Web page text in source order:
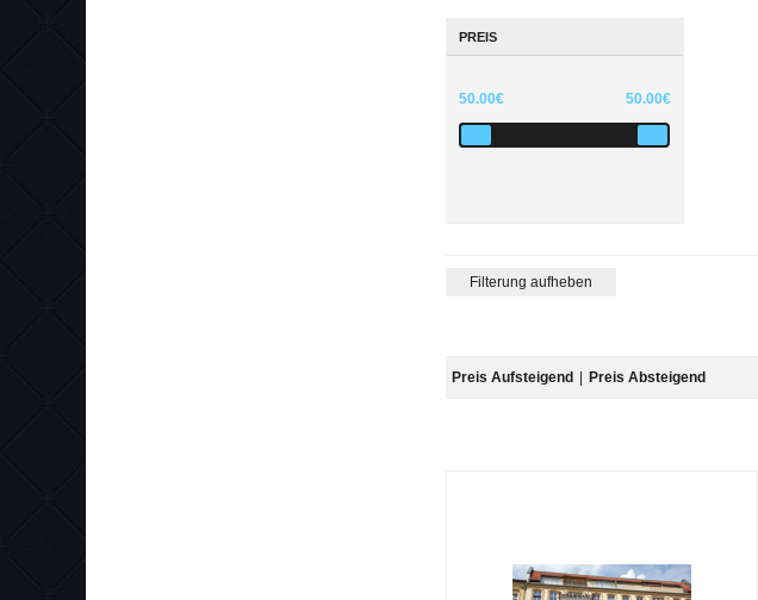
PREIS
50.00€ 50.00€
Filterung aufheben
Preis Aufsteigend Preis Absteigend